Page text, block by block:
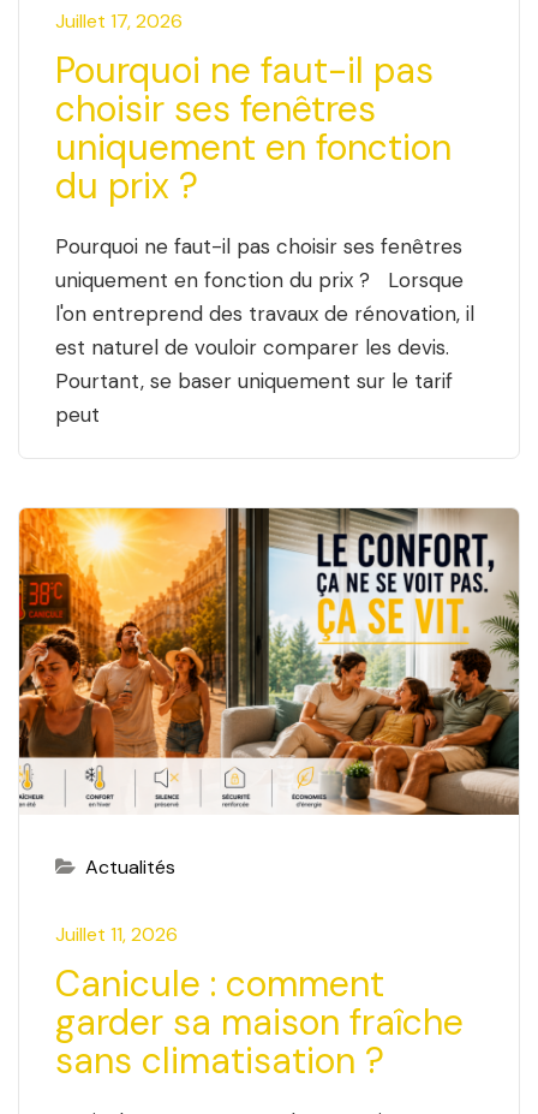
Juillet 17, 2026
Pourquoi ne faut-il pas
choisir ses fenêtres
uniquement en fonction
du prix ?
Pourquoi ne faut-il pas choisir ses fenêtres
uniquement en fonction du prix ? Lorsque
l'on entreprend des travaux de rénovation, il
est naturel de vouloir comparer les devis.
Pourtant, se baser uniquement sur le tarif
peut
Actualités
Juillet 11, 2026
Canicule : comment
garder sa maison fraîche
sans climatisation ?